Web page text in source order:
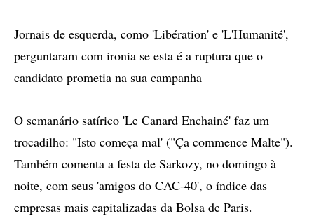
Jornais de esquerda, como 'Libération' e 'L'Humanité',
perguntaram com ironia se esta é a ruptura que o
candidato prometia na sua campanha
O semanário satírico 'Le Canard Enchainé' faz um
trocadilho: "Isto começa mal' ("Ça commence Malte").
Também comenta a festa de Sarkozy, no domingo à
noite, com seus 'amigos do CAC-40', o índice das
empresas mais capitalizadas da Bolsa de Paris.